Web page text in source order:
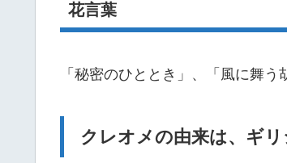
花言葉
「秘密のひととき」、「風に舞う
クレオメの由来は、ギリ